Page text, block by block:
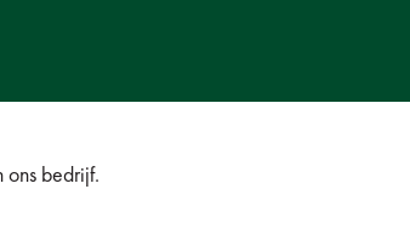
ons bedrijf.